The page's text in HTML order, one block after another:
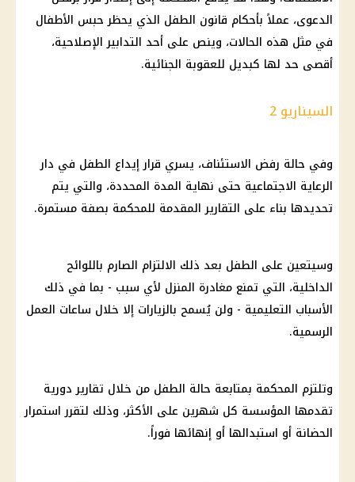
الدعوى، عملاً بأحكام قانون الطفل الذي يحظر حبس الأطفال
في مثل هذه الحالات، وينص على أحد التدابير الإصلاحية،
أقصى حد لها كبديل للعقوبة الجنائية.
السيناريو 2
وفي حالة رفض الاستئناف، يسري قرارإيداع الطفل في دار
الرعاية الاجتماعية حتى نهاية المدة المحددة، والتي يتم
تحديدها بناء على التقارير المقدمة للمحكمة بصفة مستمرة.
وسيتعين على الطفل بعد ذلك الالتزام الصارم باللوائح
الداخلية، التي تمنع مغادرة المنزل لأي سبب - بما في ذلك
الأسباب التعليمية - ولن يُسمح بالزيارات إلا خلال ساعات العمل
الرسمية.
وتلتزم المحكمة بمتابعة حالة الطفل من خلال تقارير دورية
تقدمها المؤسسة كل شهرين على الأكثر، وذلك لتقرر استمرار
الحضانة أو استبدالها أو إنهائها فوراً.